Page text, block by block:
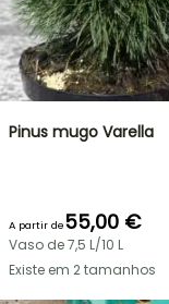
Pinus mugo Varella
A partir de55,00 €
Vaso de 7,5 L/10 L
Existe em 2 tamanhos